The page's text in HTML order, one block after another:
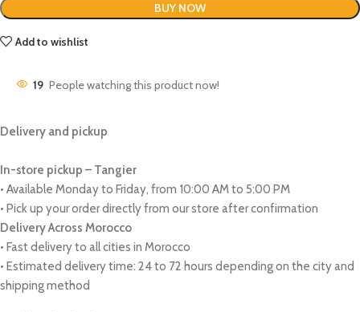
BUY NOW
Add to wishlist
19 People watching this product now!
Delivery and pickup
In-store pickup – Tangier
• Available Monday to Friday, from 10:00 AM to 5:00 PM
• Pick up your order directly from our store after confirmation
Delivery Across Morocco
• Fast delivery to all cities in Morocco
• Estimated delivery time: 24 to 72 hours depending on the city and
shipping method